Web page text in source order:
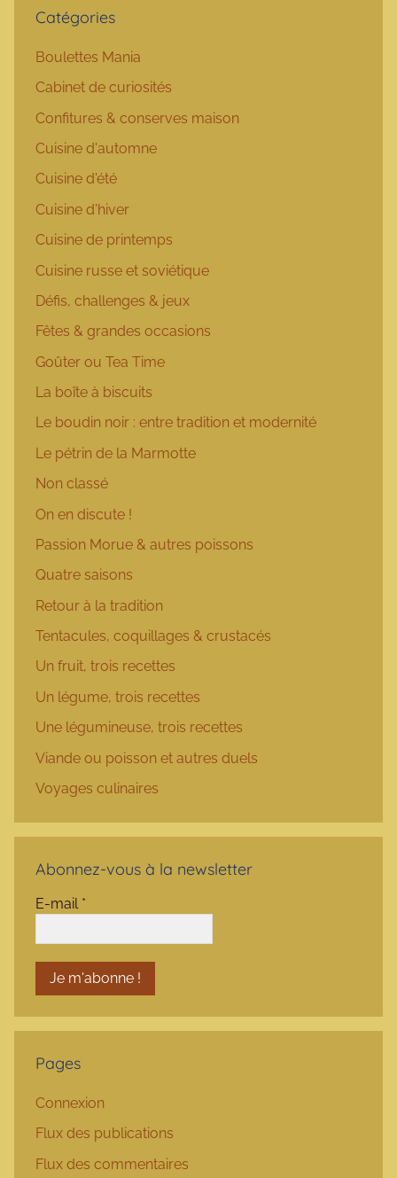
Catégories
Boulettes Mania
Cabinet de curiosités
Confitures & conserves maison
Cuisine d'automne
Cuisine d'été
Cuisine d'hiver
Cuisine de printemps
Cuisine russe et soviétique
Défis, challenges & jeux
Fêtes & grandes occasions
Goûter ou Tea Time
La boîte à biscuits
Le boudin noir : entre tradition et modernité
Le pétrin de la Marmotte
Non classé
On en discute !
Passion Morue & autres poissons
Quatre saisons
Retour à la tradition
Tentacules, coquillages & crustacés
Un fruit, trois recettes
Un légume, trois recettes
Une légumineuse, trois recettes
Viande ou poisson et autres duels
Voyages culinaires
Abonnez-vous à la newsletter
E-mail *
Pages
Connexion
Flux des publications
Flux des commentaires